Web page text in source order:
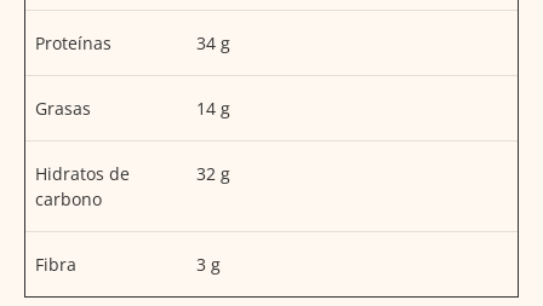
Proteínas 34 g
Grasas 14 g
Hidratos de
carbono
32 g
Fibra 3 g